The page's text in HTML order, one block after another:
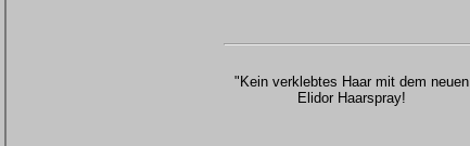
"Kein verklebtes Haar mit dem neuen
Elidor Haarspray!